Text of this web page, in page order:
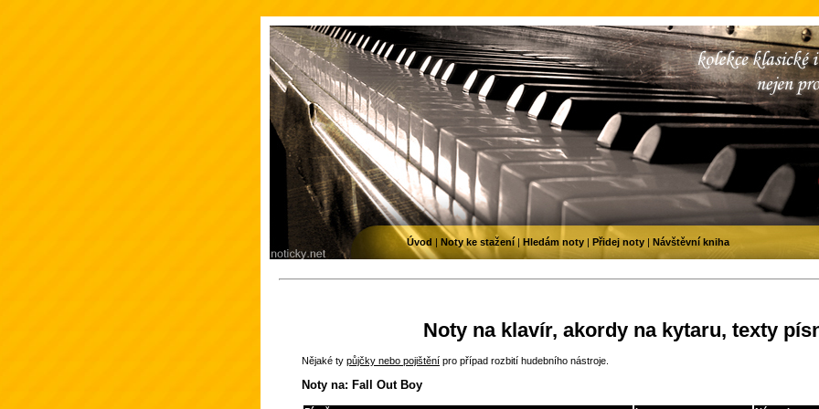
Noty na klavír, akordy na kytaru, texty
Nějaké ty půjčky nebo pojištění pro případ rozbití hudebního nástroje.
Noty na: Fall Out Boy
Úvod | Noty ke stažení| Hledám noty | Přidej noty | Návštěvní kniha